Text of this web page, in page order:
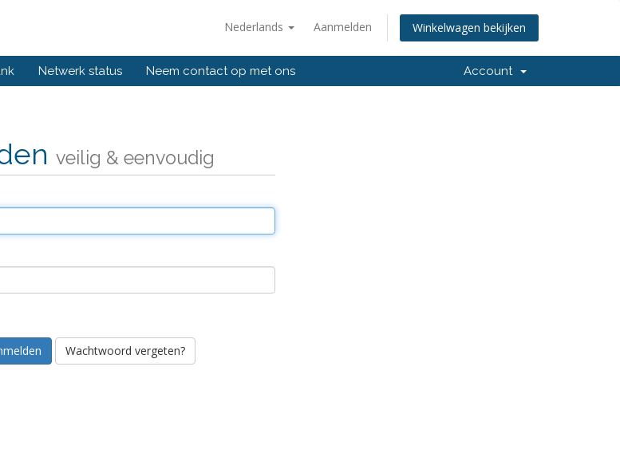
Nederlands Aanmelden Winkelwagen bekijken
Netwerk status Neem contact op met ons Account
veilig & eenvoudig
Wachtwoord vergeten?